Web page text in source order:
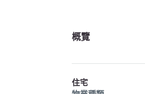
概覽
住宅